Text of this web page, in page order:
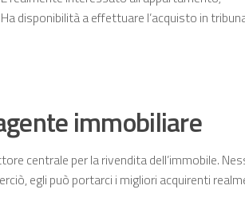
Ha disponibilità a effettuare l’acquisto in
immobiliare
centrale per la rivendita dell’immobile.
egli può portarci i migliori acquirenti